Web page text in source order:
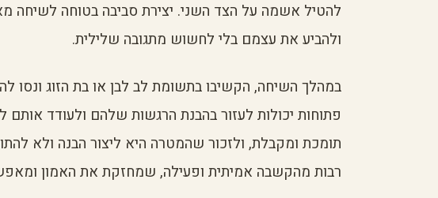
להטיל אשמה על הצד השני. יצירת סביבה בטוחה לשיחה
ולהביע את עצמם בלי לחשוש מתגובה שלילית.
במהלך השיחה, הקשיבו בתשומת לב לבן או בת הזוג ונסו
פתוחות יכולות לעזור בהבנת הרגשות שלהם ולעודד
תומכת ומקבלת, ולזכור שהמטרה היא ליצור הבנה ולא
רבות מהקשבה אמיתית ופעילה, שמחזקת את האמון